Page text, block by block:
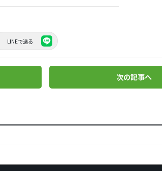
LINEで送る
次の記事へ